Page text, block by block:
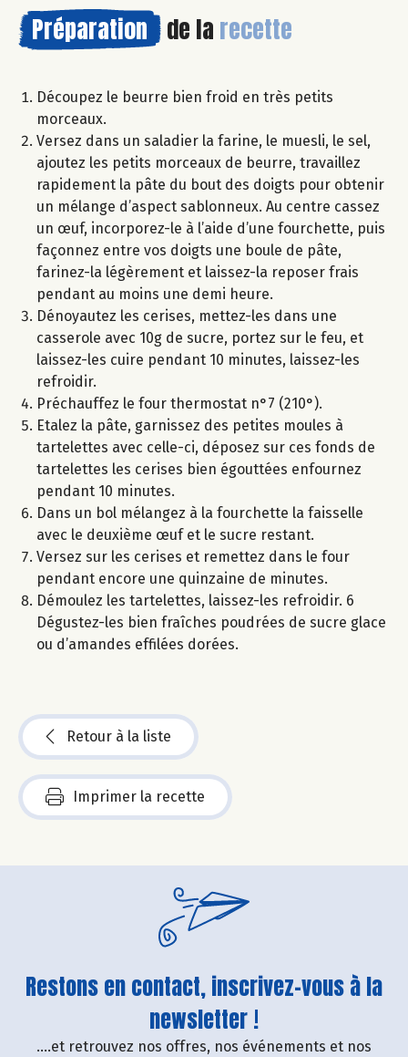
Préparation de la recette
Découpez le beurre bien froid en très petits
morceaux.
Versez dans un saladier la farine, le muesli, le sel,
ajoutez les petits morceaux de beurre, travaillez
rapidement la pâte du bout des doigts pour obtenir
un mélange d’aspect sablonneux. Au centre cassez
un œuf, incorporez-le à l’aide d’une fourchette, puis
façonnez entre vos doigts une boule de pâte,
farinez-la légèrement et laissez-la reposer frais
pendant au moins une demi heure.
Dénoyautez les cerises, mettez-les dans une
casserole avec 10g de sucre, portez sur le feu, et
laissez-les cuire pendant 10 minutes, laissez-les
refroidir.
Préchauffez le four thermostat n°7 (210°).
Etalez la pâte, garnissez des petites moules à
tartelettes avec celle-ci, déposez sur ces fonds de
tartelettes les cerises bien égouttées enfournez
pendant 10 minutes.
Dans un bol mélangez à la fourchette la faisselle
avec le deuxième œuf et le sucre restant.
Versez sur les cerises et remettez dans le four
pendant encore une quinzaine de minutes.
Démoulez les tartelettes, laissez-les refroidir. 6
Dégustez-les bien fraîches poudrées de sucre glace
ou d’amandes effilées dorées.
Retour à la liste
Imprimer la recette
Restons en contact, inscrivez-vous à la
newsletter !
....et retrouvez nos offres, nos événements et nos